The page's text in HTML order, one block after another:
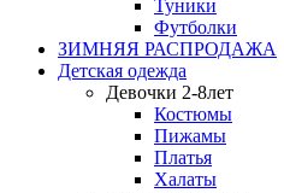
Туники
Футболки
ЗИМНЯЯ РАСПРОДАЖА
Детская одежда
Девочки 2-8лет
Костюмы
Пижамы
Платья
Халаты